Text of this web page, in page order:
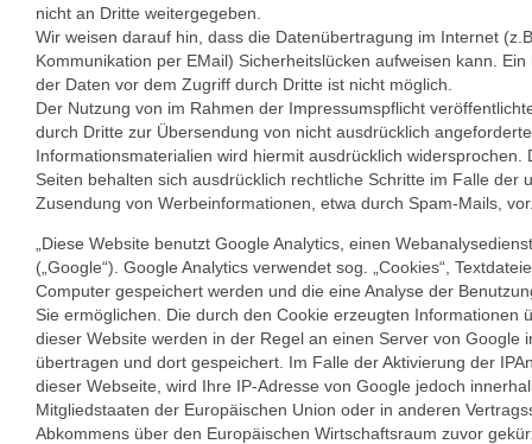
nicht an Dritte weitergegeben.
Wir weisen darauf hin, dass die Datenübertragung im Internet
Kommunikation per EMail) Sicherheitslücken aufweisen kann.
der Daten vor dem Zugriff durch Dritte ist nicht möglich.
Der Nutzung von im Rahmen der Impressumspflicht
durch Dritte zur Übersendung von nicht ausdrücklich
Informationsmaterialien wird hiermit ausdrücklich widersprochen.
Seiten behalten sich ausdrücklich rechtliche Schritte im Falle der
Zusendung von Werbeinformationen, etwa durch Spam-Mails,
„Diese Website benutzt Google Analytics, einen
(„Google“). Google Analytics verwendet sog. „Cookies“,
Computer gespeichert werden und die eine Analyse der
Sie ermöglichen. Die durch den Cookie erzeugten Informationen
dieser Website werden in der Regel an einen Server von Google
übertragen und dort gespeichert. Im Falle der Aktivierung der
dieser Webseite, wird Ihre IP-Adresse von Google jedoch
Mitgliedstaaten der Europäischen Union oder in anderen
Abkommens über den Europäischen Wirtschaftsraum zuvor